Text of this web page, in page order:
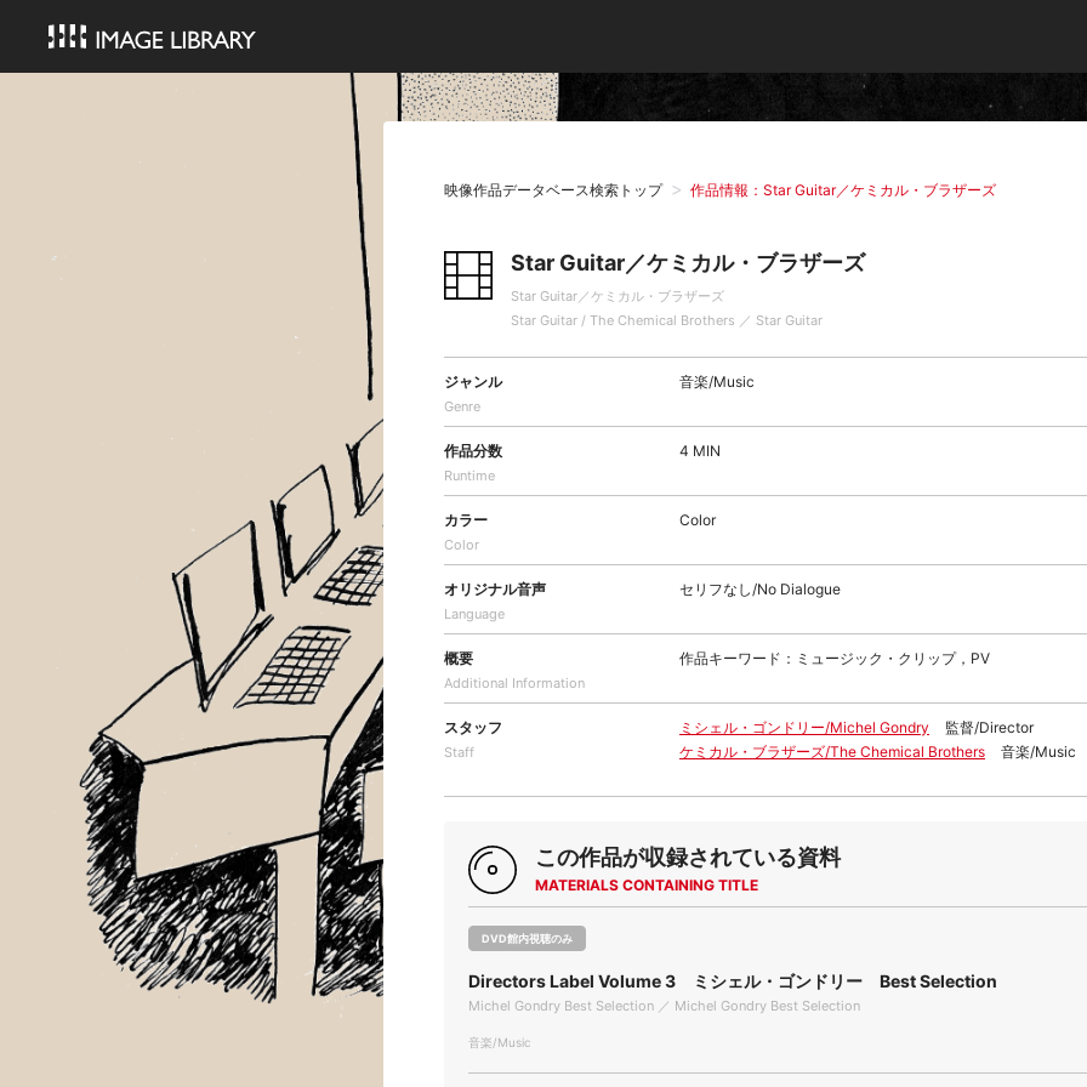
映像作品データベース検索トップ 作品情報：Star Guitar／ケミカル・ブラザーズ
Star Guitar／ケミカル・ブラザーズ
Star Guitar／ケミカル・ブラザーズ
Star Guitar / The Chemical Brothers ／ Star Guitar
ジャンル
Genre
音楽/Music
作品分数
Runtime
4 MIN
カラー
Color
Color
オリジナル音声
Language
セリフなし/No Dialogue
概要
Additional Information
作品キーワード：ミュージック・クリップ，PV
スタッフ
Staff
ミシェル・ゴンドリー/Michel Gondry
監督/Director
ケミカル・ブラザーズ/The Chemical Brothers
音楽/Music
この作品が収録されている資料
MATERIALS CONTAINING TITLE
DVD館内視聴のみ
Directors Label Volume 3 ミシェル・ゴンドリー Best Selection
Michel Gondry Best Selection ／ Michel Gondry Best Selection
音楽/Music